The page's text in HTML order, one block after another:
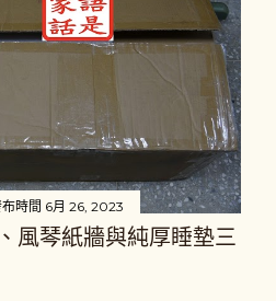
時間 6月 26, 2023
風琴紙牆與純厚睡墊三